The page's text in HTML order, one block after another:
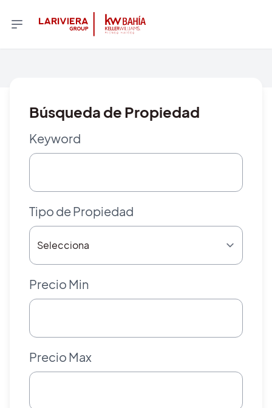
Búsqueda de Propiedad
Keyword
Tipo de Propiedad
Precio Min
Precio Max